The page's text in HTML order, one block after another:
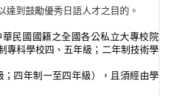
鼓勵優秀日語人才之目的。
華民國國籍之全國各公私立大專校院
專科學校四、五年級；二年制技術學
制一至四年級）
，且須經由學